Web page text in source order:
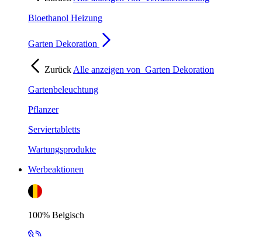
Bioethanol Heizung
Garten Dekoration
Zurück Alle anzeigen von Garten Dekoration
Gartenbeleuchtung
Pflanzer
Serviertabletts
Wartungsprodukte
Werbeaktionen
100% Belgisch